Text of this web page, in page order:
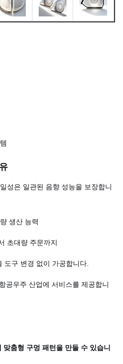
00.03mm
성은 일관된 음향 성능을 보장합니
생산 능력
초대량 주문까지
도구 변경 없이 가공합니다.
공우주 산업에 서비스를 제공합니
춤형 구멍 패턴을 만들 수 있습니